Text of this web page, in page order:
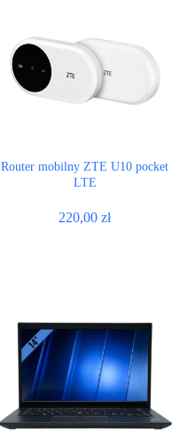
Router mobilny ZTE U10 pocket
LTE
220,00zł